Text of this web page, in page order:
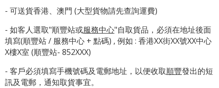
- 可送貨香港、澳門 (大型貨物請先查詢運費)
- 如客人選取"順豐站或服務中心"自取貨品，必須在地址後面
填寫(順豐站 / 服務中心 + 點碼) , 例如 : 香港XX街XX號XX中心
X樓X室 (順豐站- 852XXX)
- 客戶必須填寫手機號碼及電郵地址，以便收取順豐發出的短
訊及電郵，通知取貨事宜。